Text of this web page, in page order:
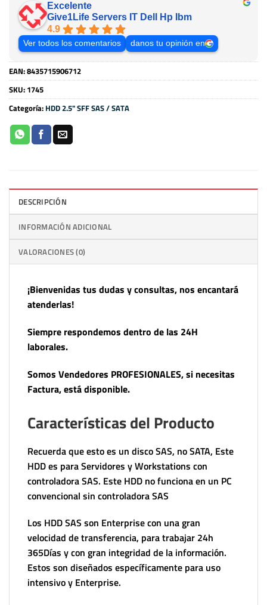
Excelente
Give1Life Servers IT Dell Hp Ibm
4.9
Ver todos los comentarios danos tu opinión en
EAN:8435715906712
SKU: 1745
Categoría: HDD 2.5" SFF SAS / SATA
DESCRIPCIÓN
INFORMACIÓN ADICIONAL
VALORACIONES (0)
¡Bienvenidas tus dudas y consultas, nos encantará
atenderlas!
Siempre respondemos dentro de las 24H
laborales.
Somos Vendedores PROFESIONALES, si necesitas
Factura, está disponible.
Características del Producto
Recuerda que esto es un disco SAS, no SATA, Este
HDD es para Servidores y Workstations con
controladora SAS. Este HDD no funciona en un PC
convencional sin controladora SAS
Los HDD SAS son Enterprise con una gran
velocidad de transferencia, para trabajar 24h
365Días y con gran integridad de la información.
Estos son diseñados específicamente para uso
intensivo y Enterprise.